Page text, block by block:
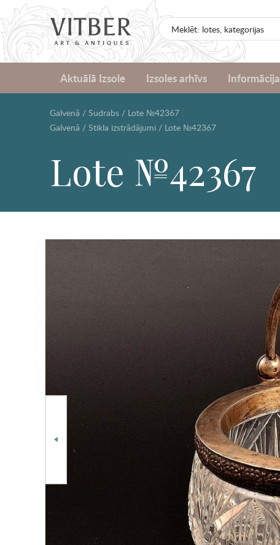
Aktuālā Izsole Izsoles arhīvs Informācija
Galvenā / Sudrabs / Lote №42367
Galvenā / Stikla izstrādājumi / Lote №42367
Lote №42367